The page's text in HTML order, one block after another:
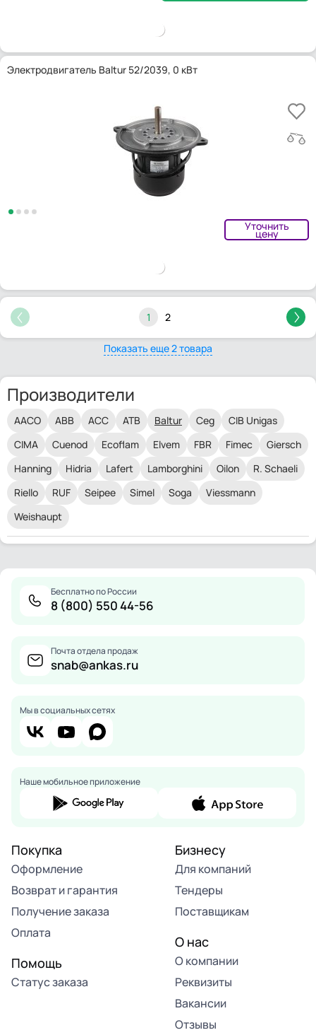
Электродвигатель Baltur 52/2039, 0 кВт
Уточнить
цену
1 2
Показать еще 2 товара
Производители
AACO ABB ACC ATB Baltur Ceg
CIB Unigas
CIMA
Cuenod Ecoflam Elvem FBR Fimec
Giersch
Hanning
Hidria Lafert Lamborghini Oilon
R. Schaeli
Riello
RUF Seipee Simel Soga
Viessmann
Weishaupt
Бесплатно по России
8 (800) 550 44-56
Почта отдела продаж
snab@ankas.ru
Мы в социальных сетях
Наше мобильное приложение
Покупка
Оформление
Возврат и гарантия
Получение заказа
Оплата
Помощь
Статус заказа
Бизнесу
Для компаний
Тендеры
Поставщикам
О нас
О компании
Реквизиты
Вакансии
Отзывы